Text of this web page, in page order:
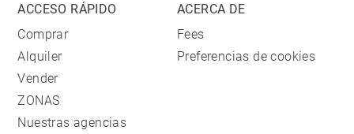
ACCESO RÁPIDO
Comprar
Alquiler
Vender
ZONAS
Nuestras agencias
ACERCA DE
Fees
Preferencias de cookies